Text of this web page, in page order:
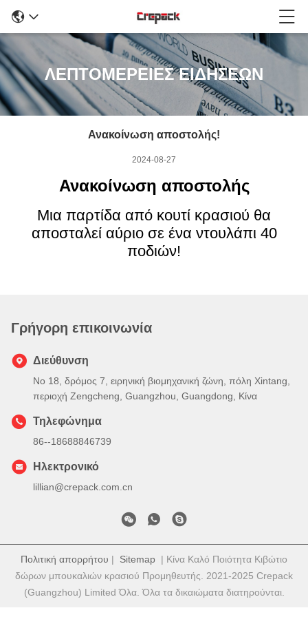
ΛΕΠΤΟΜΕΡΕΙΕΣ ΕΙΔΗΣΕΩΝ
Ανακοίνωση αποστολής!
2024-08-27
Ανακοίνωση αποστολής
Μια παρτίδα από κουτί κρασιού θα
αποσταλεί αύριο σε ένα ντουλάπι 40
ποδιών!
Γρήγορη επικοινωνία
Διεύθυνση
Νο 18, δρόμος 7, ειρηνική βιομηχανική ζώνη, πόλη Xintang,
περιοχή Zengcheng, Guangzhou, Guangdong, Κίνα
Τηλεφώνημα
86--18688846739
Ηλεκτρονικό
lillian@crepack.com.cn
Πολιτική απορρήτου | Sitemap | Κίνα Καλό Ποιότητα Κιβώτιο
δώρων μπουκαλιών κρασιού Προμηθευτής. 2021-2025 Crepack
(Guangzhou) Limited Όλα. Όλα τα δικαιώματα διατηρούνται.